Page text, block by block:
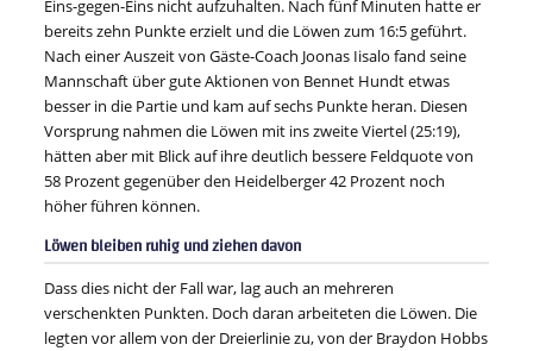
Eins-gegen-Eins nicht aufzuhalten. Nach fünf Minuten hatte er
bereits zehn Punkte erzielt und die Löwen zum 16:5 geführt.
Nach einer Auszeit von Gäste-Coach Joonas Iisalo fand seine
Mannschaft über gute Aktionen von Bennet Hundt etwas
besser in die Partie und kam auf sechs Punkte heran. Diesen
Vorsprung nahmen die Löwen mit ins zweite Viertel (25:19),
hätten aber mit Blick auf ihre deutlich bessere Feldquote von
58 Prozent gegenüber den Heidelberger 42 Prozent noch
höher führen können.
Löwen bleiben ruhig und ziehen davon
Dass dies nicht der Fall war, lag auch an mehreren
verschenkten Punkten. Doch daran arbeiteten die Löwen. Die
legten vor allem von der Dreierlinie zu, von der Braydon Hobbs